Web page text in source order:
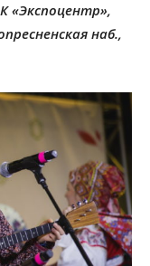
«Экспоцентр»,
наб.,